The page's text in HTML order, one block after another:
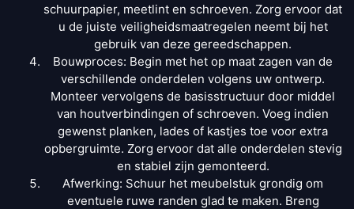
schuurpapier, meetlint en schroeven. Zorg ervoor dat
u de juiste veiligheidsmaatregelen neemt bij het
gebruik van deze gereedschappen.
Bouwproces: Begin met het op maat zagen van de
verschillende onderdelen volgens uw ontwerp.
Monteer vervolgens de basisstructuur door middel
van houtverbindingen of schroeven. Voeg indien
gewenst planken, lades of kastjes toe voor extra
opbergruimte. Zorg ervoor dat alle onderdelen stevig
en stabiel zijn gemonteerd.
Afwerking: Schuur het meubelstuk grondig om
eventuele ruwe randen glad te maken. Breng